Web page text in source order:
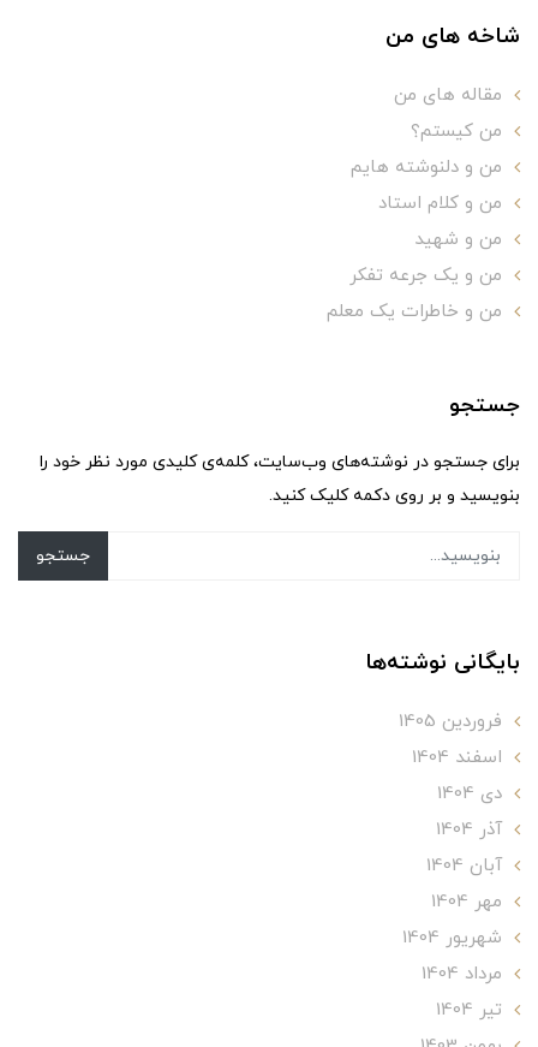
شاخه های من
مقاله های من
من کیستم؟
من و دلنوشته هایم
من و کلام استاد
من و شهید
من و یک جرعه تفکر
من و خاطرات یک معلم
جستجو
برای جستجو در نوشته‌های وب‌سایت، کلمه‌ی کلیدی مورد نظر خود را
بنویسید و بر روی دکمه کلیک کنید.
جستجو
بایگانی نوشته‌ها
فروردین 1405
اسفند 1404
دی 1404
آذر 1404
آبان 1404
مهر 1404
شهریور 1404
مرداد 1404
تير 1404